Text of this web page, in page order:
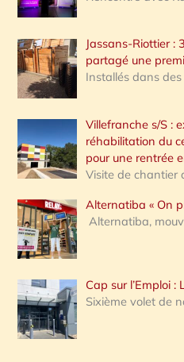
Jassans-Riottier :
partagé une
Installés dans
Villefranche s/S :
réhabilitation du
pour une rentrée
Visite de chantier
Alternatiba « On
Alternatiba,
Cap sur l’Emploi
Sixième volet de